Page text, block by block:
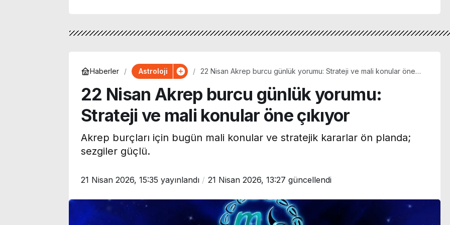
Haberler Astroloji
22 Nisan Akrep burcu günlük yorumu: Strateji ve mali konular öne
22 Nisan Akrep burcu günlük yorumu:
Strateji ve mali konular öne çıkıyor
Akrep burçları için bugün mali konular ve stratejik kararlar ön planda;
sezgiler güçlü.
21 Nisan 2026, 15:35 yayınlandı 21 Nisan 2026, 13:27 güncellendi